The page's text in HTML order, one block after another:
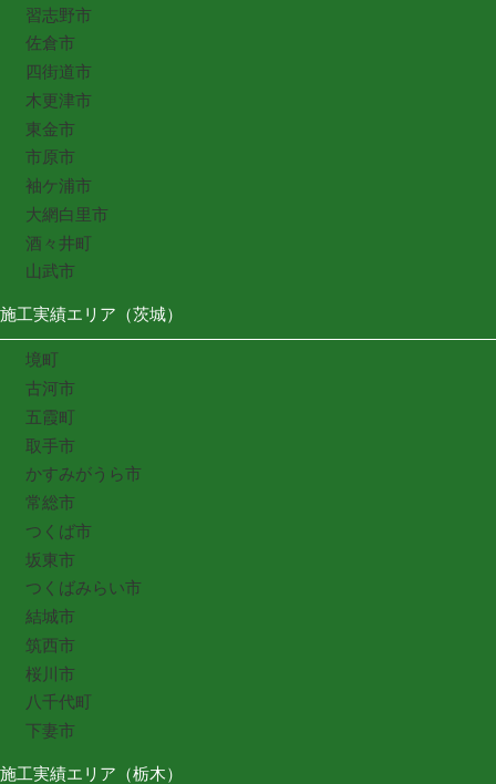
習志野市
佐倉市
四街道市
木更津市
東金市
市原市
袖ケ浦市
大網白里市
酒々井町
山武市
施工実績エリア（茨城）
境町
古河市
五霞町
取手市
かすみがうら市
常総市
つくば市
坂東市
つくばみらい市
結城市
筑西市
桜川市
八千代町
下妻市
施工実績エリア（栃木）